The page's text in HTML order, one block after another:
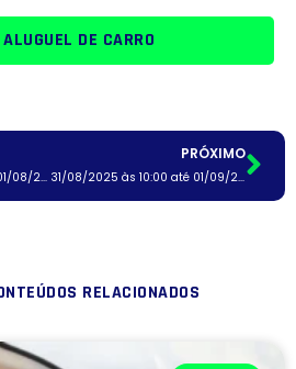
DE CARRO
31/07/2025 às 10:00 até 01/08/2025 às 10:00
PRÓXIMO
31/08/2025 às 10:00 até 01/09/2025 às 10:00
RELACIONADOS